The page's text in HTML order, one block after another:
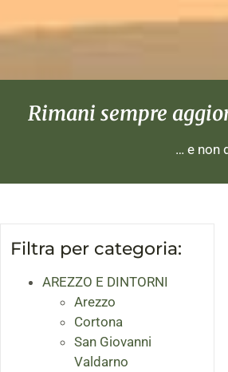
Rimani sempre
… e non
Filtra per categoria:
AREZZO E DINTORNI
Arezzo
Cortona
San Giovanni
Valdarno